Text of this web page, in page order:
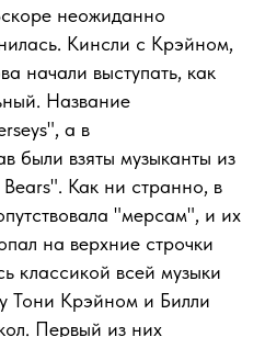
неожиданно
Кинсли с Крэйном,
начали выступать, как
Название
а в
были взяты музыканты из
Как ни странно, в
"мерсам", и их
на верхние строчки
классикой всей музыки
Тони Крэйном и Билли
Первый из них